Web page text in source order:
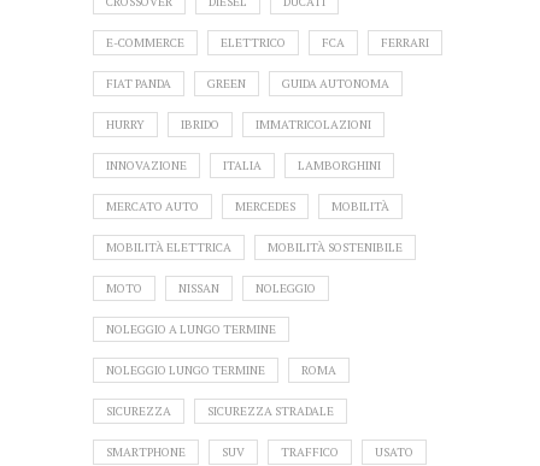
E-COMMERCE ELETTRICO FCA FERRARI
FIAT PANDA GREEN GUIDA AUTONOMA
HURRY IBRIDO IMMATRICOLAZIONI
INNOVAZIONE ITALIA LAMBORGHINI
MERCATO AUTO MERCEDES MOBILITÀ
MOBILITÀ ELETTRICA MOBILITÀ SOSTENIBILE
MOTO NISSAN NOLEGGIO
NOLEGGIO A LUNGO TERMINE
NOLEGGIO LUNGO TERMINE ROMA
SICUREZZA SICUREZZA STRADALE
SMARTPHONE SUV TRAFFICO USATO